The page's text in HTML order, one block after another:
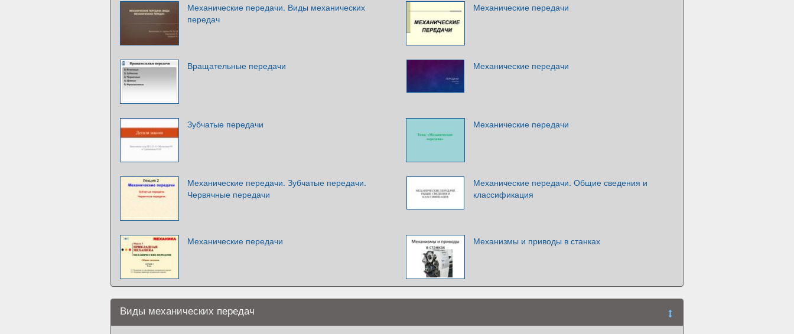
Механические передачи. Виды механических
передач
Механические передачи
Вращательные передачи Механические передачи
Зубчатые передачи Механические передачи
Механические передачи. Зубчатые передачи.
Червячные передачи
Механические передачи. Общие сведения и
классификация
Механические передачи Механизмы и приводы в станках
Виды механических передач